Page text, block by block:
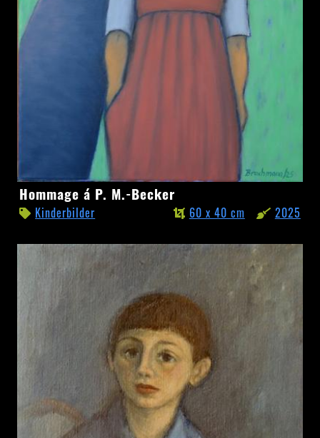
Hommage
á
P.
M.-
Becker
Hommage á P. M.-Becker
Kinderbilder 2025
60 x 40 cm